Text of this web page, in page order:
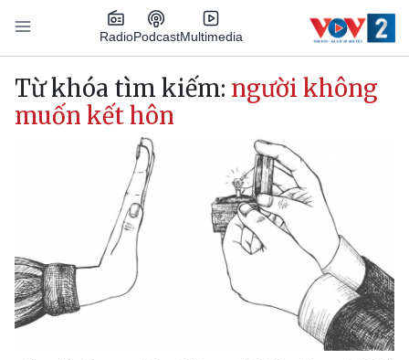
Nhảy đến nội dung
RadioPodcastMultimedia
Main navigation
Từ khóa tìm kiếm: người không
muốn kết hôn